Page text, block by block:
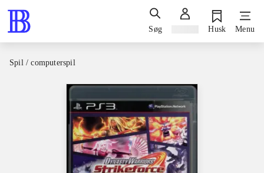
Søg Husk Menu
Spil / computerspil